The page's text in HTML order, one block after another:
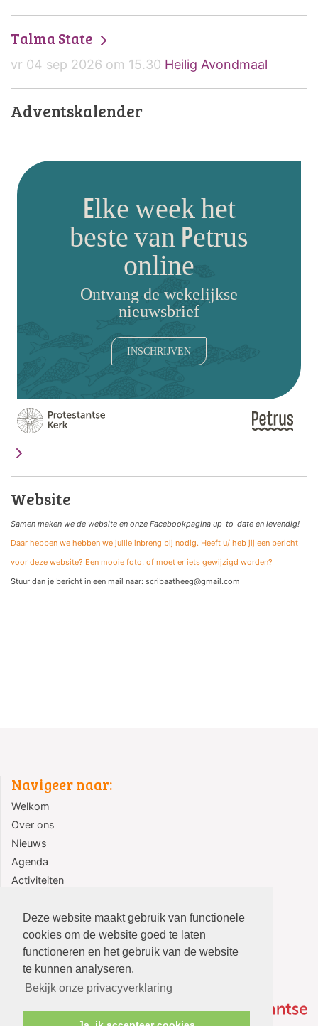
Deze website maakt gebruik van functionele
cookies om de website goed te laten
functioneren en het gebruik van de website
te kunnen analyseren.
Bekijk onze privacyverklaring
Talma State
vr 04 sep 2026 om 15.30 Heilig Avondmaal
Adventskalender
Elke week het
beste van Petrus
online
Ontvang de wekelijkse
nieuwsbrief
INSCHRIJVEN
Website
Samen maken we de website en onze Facebookpagina up-to-date en levendig!
Daar hebben we hebben we jullie inbreng bij nodig. Heeft u/ heb jij een bericht
voor deze website? Een mooie foto, of moet er iets gewijzigd worden?
Stuur dan je bericht in een mail naar: scribaatheeg@gmail.com
Navigeer naar:
Welkom
Over ons
Nieuws
Agenda
Activiteiten
Contact